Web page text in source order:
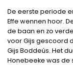
De eerste periode
Effe wennen hoor.
de baan en zo
voor Gijs gescoord
Gijs Boddeús. Het
Honebeeke was de